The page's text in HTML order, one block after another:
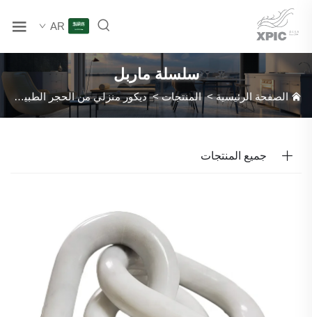
AR
سلسلة ماربل
الصفحة الرئيسية>المنتجات>ديكور منزلي من الحجر الطبيعي
جميع المنتجات